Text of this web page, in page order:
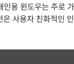
인용 윈도우는 주로
사용자 친화적인